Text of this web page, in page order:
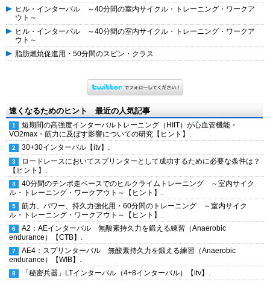
ヒル・インターバル ～40分間の室内サイクル・トレーニング・ワークア
ウト～
ヒル・インターバル ～40分間の室内サイクル・トレーニング・ワークア
ウト～
脂肪燃焼促進用・50分間のスピン・クラス
速くなるためのヒント 最近の人気記事
短期間の高強度インターバルトレーニング（HIIT）が心血管機能・
VO2max・筋力に及ぼす影響についての研究【ヒント】.
30+30インターバル【itv】.
ロードレースにおいてスプリンターとして成功するために必要な条件は？
【ヒント】.
40分間のテンポ走ペースでのヒルクライムトレーニング ～室内サイク
ル・トレーニング・ワークアウト～【ヒント】.
筋力、パワー、持久力強化用・60分間のトレーニング ～室内サイク
ル・トレーニング・ワークアウト～【ヒント】.
A2：AEインターバル 無酸素持久力を鍛える練習（Anaerobic
endurance）【CTB】.
AE4：スプリンターバル 無酸素持久力を鍛える練習（Anaerobic
endurance）【WIB】.
「秘密兵器」LTインターバル（4+8インターバル）【itv】.